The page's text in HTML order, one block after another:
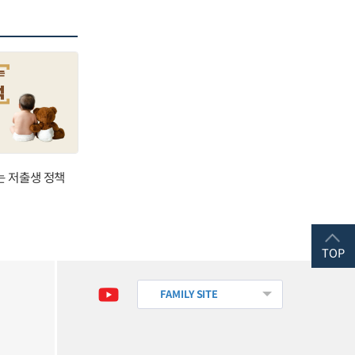
저출생 정책
FAMILY SITE
TOP